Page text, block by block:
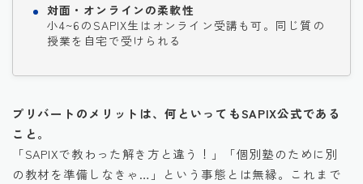
対面・オンラインの柔軟性
小4~6のSAPIX生はオンライン受講も可。同じ質の
授業を自宅で受けられる
プリバートのメリットは、何といってもSAPIX公式である
こと。
「SAPIXで教わった解き方と違う！」「個別塾のために別
の教材を準備しなきゃ…」という事態とは無縁。これまで